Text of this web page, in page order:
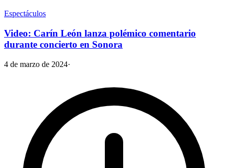
Espectáculos
Video: Carín León lanza polémico comentario
durante concierto en Sonora
4 de marzo de 2024·